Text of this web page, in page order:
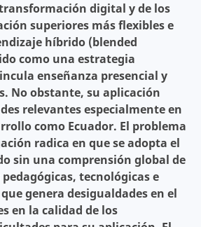
digital y de los
superiores más flexibles e
híbrido (blended
como una estrategia
enseñanza presencial y
No obstante, su aplicación
relevantes especialmente en
como Ecuador. El problema
radica en que se adopta el
sin una comprensión global de
tecnológicas e
genera desigualdades en el
en la calidad de los